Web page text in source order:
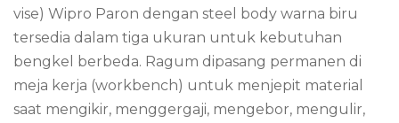
vise) Wipro Paron dengan steel body warna biru
tersedia dalam tiga ukuran untuk kebutuhan
bengkel berbeda. Ragum dipasang permanen di
meja kerja (workbench) untuk menjepit material
saat mengikir, menggergaji, mengebor, mengulir,